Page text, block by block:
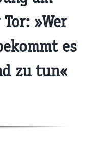
»Wer
es
zu tun«